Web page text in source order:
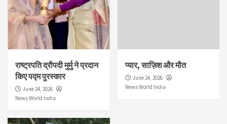
राष्ट्रपति द्रौपदी मुर्मु ने प्रदान
किए पद्म पुरस्कार
June 24, 2026
News World India
प्यार, साज़िश और मौत
June 24, 2026
News World India